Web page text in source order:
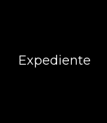
Expediente